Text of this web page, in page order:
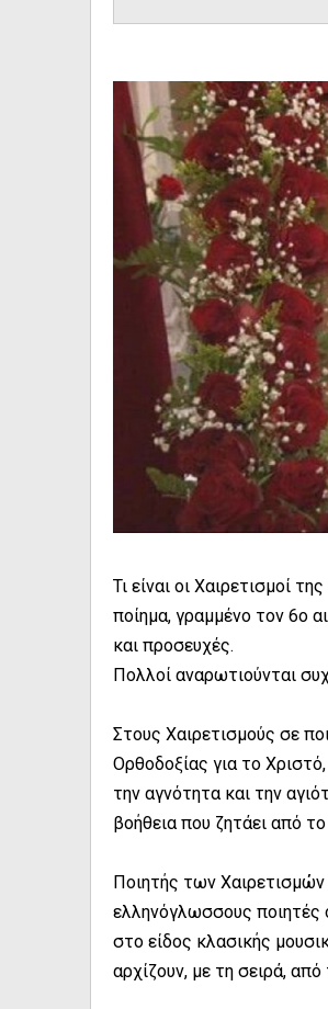
Τι είναι οι Χαιρετισμοί
ποίημα, γραμμένο τον 6ο
και προσευχές.
Πολλοί αναρωτιούνται
Στους Χαιρετισμούς σε
Ορθοδοξίας για το
την αγνότητα και την
βοήθεια που ζητάει από
Ποιητής των
ελληνόγλωσσους ποιητές
στο είδος κλασικής
αρχίζουν, με τη σειρά,